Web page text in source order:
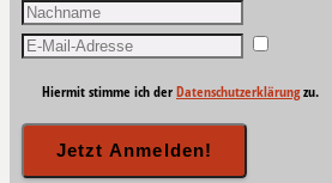
Hiermit stimme ich derDatenschutzerklärungzu.
Jetzt Anmelden!